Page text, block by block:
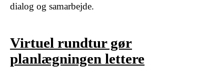
dialog og samarbejde.
Virtuel rundtur gør
planlægningen lettere